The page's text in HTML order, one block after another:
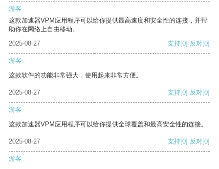
游客
这款加速器VPM应用程序可以给你提供最高速度和安全性的连接，并帮
助你在网络上自由移动。
2025-08-27
支持[0] 反对[0]
游客
这款软件的功能非常强大，使用起来非常方便。
2025-08-27 支持[0] 反对[0]
游客
这款加速器VPM应用程序可以给你提供全球覆盖和最高安全性的连接。
2025-08-27 支持[0] 反对[0]
游客